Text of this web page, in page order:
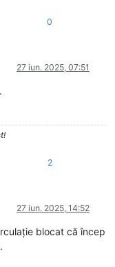
0
27 iun. 2025, 07:51
2
27 iun. 2025, 14:52
blocat că încep